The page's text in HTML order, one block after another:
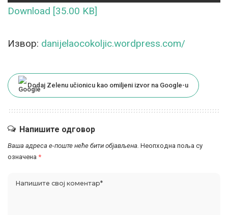
Download [35.00 KB]
Извор: danijelaocokoljic.wordpress.com/
Dodaj Zelenu učionicu kao omiljeni izvor na Google-u
Напишите одговор
Ваша адреса е-поште неће бити објављена. Неопходна поља су
означена *